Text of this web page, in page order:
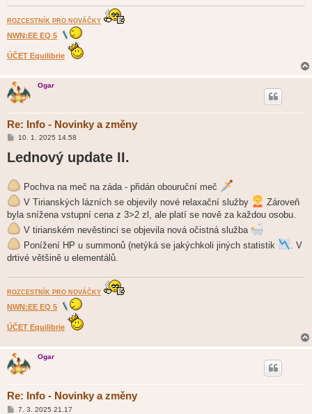
ROZCESTNÍK PRO NOVÁČKY
NWN:EE EQ 5
ÚČET Equilibrie
Ogar
Re: Info - Novinky a změny
P
í
s
ě
v
e
k
10. 1. 2025 14.58
Lednový update II.
Pochva na meč na záda - přidán obouruční meč
V Tirianských lázních se objevily nové relaxační služby
Zároveň
byla snížena vstupní cena z 3>2 zl, ale platí se nově za každou osobu.
V tirianském nevěstinci se objevila nová očistná služba
Ponížení HP u summonů (netýká se jakýchkoli jiných statistik
. V
drtivé většině u elementálů.
ROZCESTNÍK PRO NOVÁČKY
NWN:EE EQ 5
ÚČET Equilibrie
Ogar
Re: Info - Novinky a změny
P7. 3. 2025 21.17